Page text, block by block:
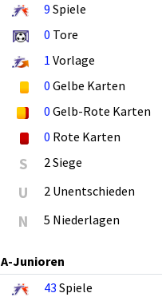
9 Spiele
0 Tore
1 Vorlage
0 Gelbe Karten
0 Gelb-Rote Karten
0 Rote Karten
S 2 Siege
U 2 Unentschieden
N 5 Niederlagen
A-Junioren
43 Spiele